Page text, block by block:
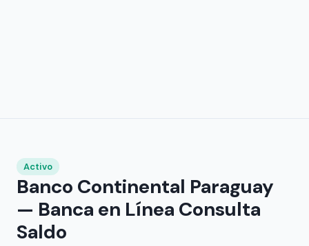
Activo
Banco Continental Paraguay
— Banca en Línea Consulta
Saldo